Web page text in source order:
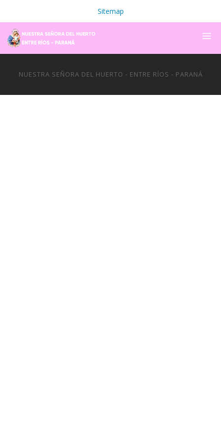
Sitemap
NUESTRA SEÑORA DEL HUERTO - ENTRE RÍOS - PARANÁ